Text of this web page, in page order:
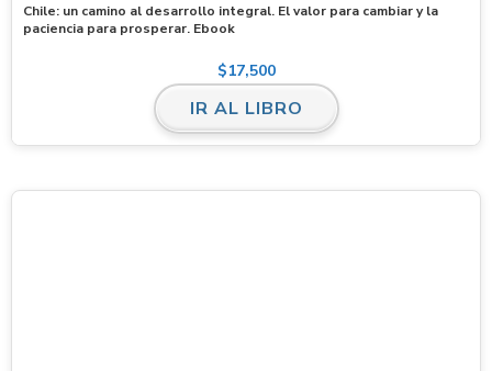
Chile: un camino al desarrollo integral. El valor para cambiar y la
paciencia para prosperar. Ebook
$17,500
IR AL LIBRO